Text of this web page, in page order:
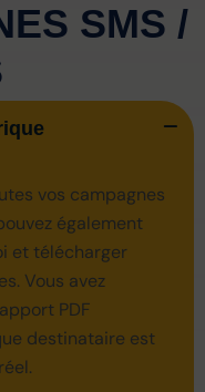
SMS /
vos campagnes
également
et télécharger
Vous avez
PDF
destinataire est